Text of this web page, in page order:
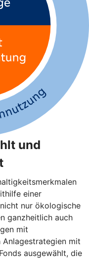
und
einer
nur ökologische
ganzheitlich auch
mit
mit
ausgewählt, die